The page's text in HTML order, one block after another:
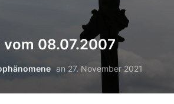
08.07.2007
an 27. November 2021